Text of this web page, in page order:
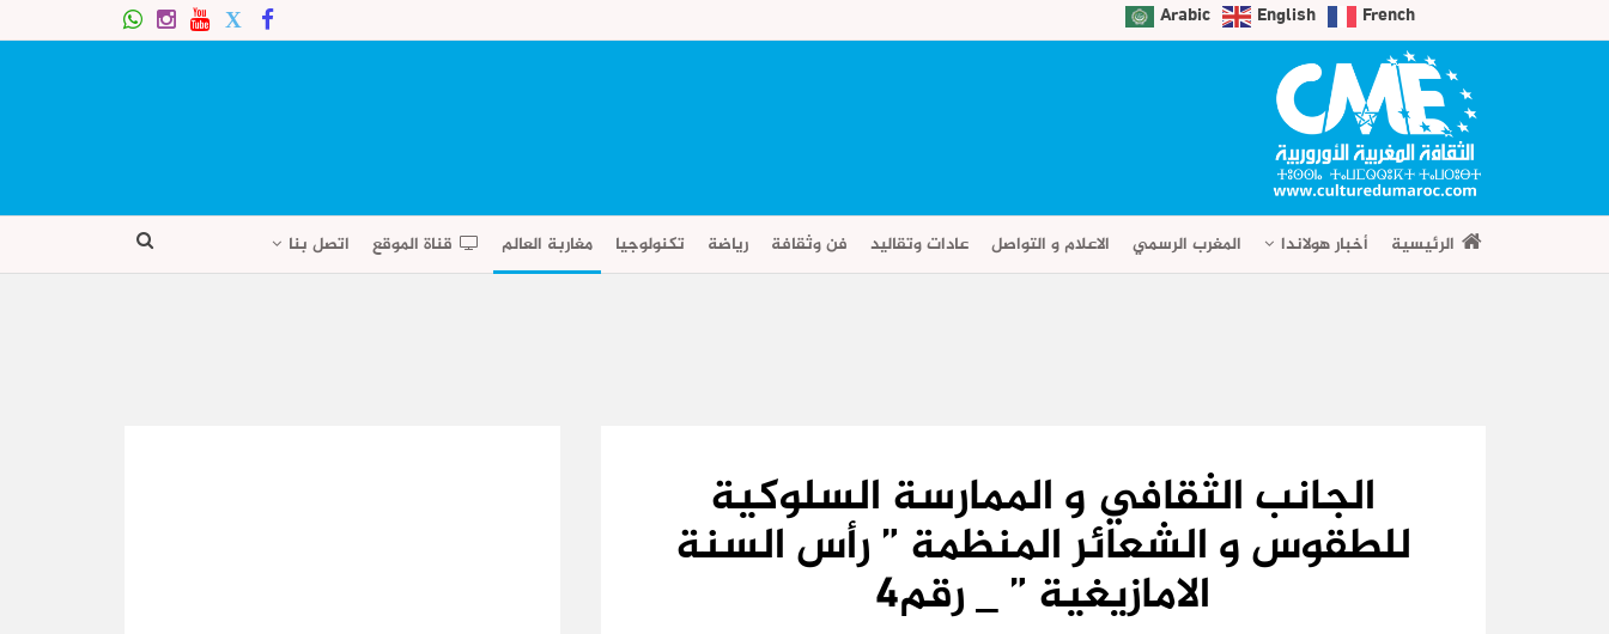
Arabic English French
الرئيسية أخبار هولاندا المغرب الرسمي الاعلام و التواصل عادات وتقاليد فن وثقافة رياضة تكنولوجيا مغاربة العالم قناة الموقع اتصل بنا
الجانب الثقافي و الممارسة السلوكية
للطقوس و الشعائر المنظمة ” رأس السنة
الامازيغية ” _ رقم4